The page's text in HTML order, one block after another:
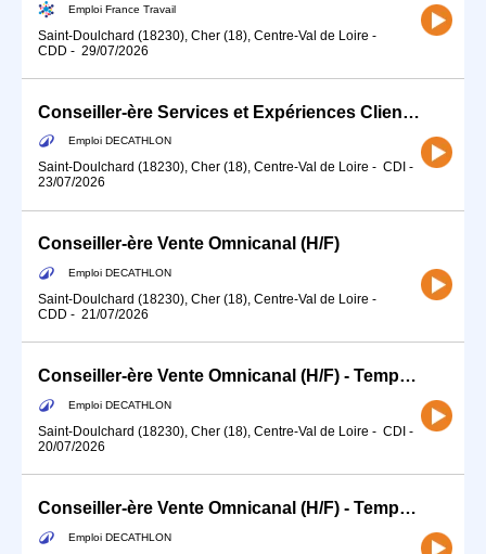
Emploi France Travail
Saint-Doulchard (18230), Cher (18), Centre-Val de Loire -
CDD - 29/07/2026
Conseiller-ère Services et Expériences Client (H/F) - Temps partiel
Emploi DECATHLON
Saint-Doulchard (18230), Cher (18), Centre-Val de Loire - CDI -
23/07/2026
Conseiller-ère Vente Omnicanal (H/F)
Emploi DECATHLON
Saint-Doulchard (18230), Cher (18), Centre-Val de Loire -
CDD - 21/07/2026
Conseiller-ère Vente Omnicanal (H/F) - Temps partiel CHASSE
Emploi DECATHLON
Saint-Doulchard (18230), Cher (18), Centre-Val de Loire - CDI -
20/07/2026
Conseiller-ère Vente Omnicanal (H/F) - Temps partiel
Emploi DECATHLON